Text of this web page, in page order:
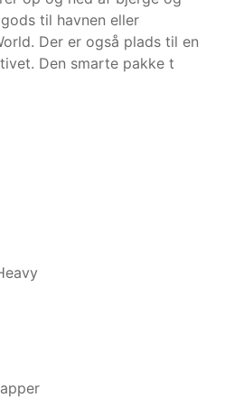
til havnen eller
Der er også plads til en
Den smarte pakke t